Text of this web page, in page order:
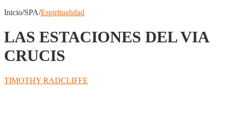
Inicio/SPA/Espiritualidad
LAS ESTACIONES DEL VIA
CRUCIS
TIMOTHY RADCLIFFE